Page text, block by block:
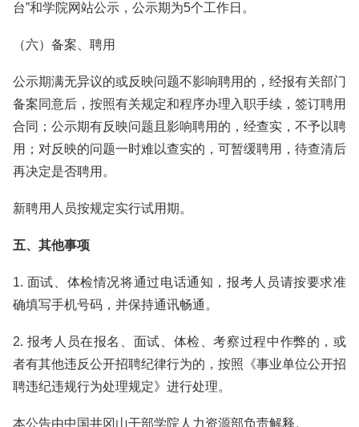
台”和学院网站公示，公示期为5个工作日。
（六）备案、聘用
公示期满无异议的或反映问题不影响聘用的，经报有关部门
备案同意后，按照有关规定和程序办理入职手续，签订聘用
合同；公示期有反映问题且影响聘用的，经查实，不予以聘
用；对反映的问题一时难以查实的，可暂缓聘用，待查清后
再决定是否聘用。
新聘用人员按规定实行试用期。
五、其他事项
1. 面试、体检情况将通过电话通知，报考人员请按要求准
确填写手机号码，并保持通讯畅通。
2. 报考人员在报名、面试、体检、考察过程中作弊的，或
者有其他违反公开招聘纪律行为的，按照《事业单位公开招
聘违纪违规行为处理规定》进行处理。
本公告由中国井冈山干部学院人力资源部负责解释。